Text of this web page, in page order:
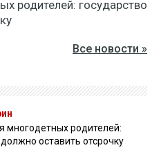
родителей: государство
Все новости »
многодетных родителей:
оставить отсрочку